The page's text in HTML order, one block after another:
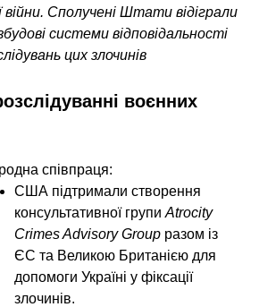
Сполучені Штати відіграли
системи відповідальності
цих злочинів
воєнних
співпраця:
США підтримали створення
консультативної групиAtrocity
Crimes Advisory Group разом із
ЄС та Великою Британією для
допомоги Україні у фіксації
злочинів.